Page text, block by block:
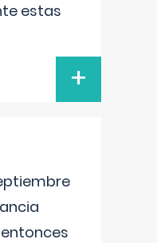
estas
+